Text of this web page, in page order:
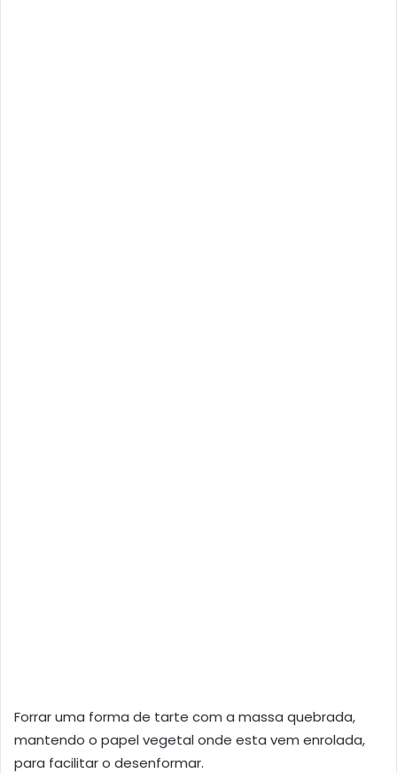
Forrar uma forma de tarte com a massa quebrada,
mantendo o papel vegetal onde esta vem enrolada,
para facilitar o desenformar.